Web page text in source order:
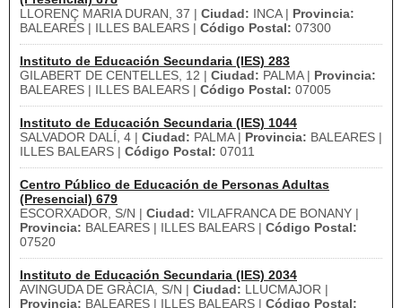
LLORENÇ MARIA DURAN, 37 | Ciudad: INCA | Provincia:
BALEARES | ILLES BALEARS | Código Postal: 07300
Instituto de Educación Secundaria (IES) 283
GILABERT DE CENTELLES, 12 | Ciudad: PALMA | Provincia:
BALEARES | ILLES BALEARS | Código Postal: 07005
Instituto de Educación Secundaria (IES) 1044
SALVADOR DALÍ, 4 | Ciudad: PALMA | Provincia: BALEARES |
ILLES BALEARS | Código Postal: 07011
Centro Público de Educación de Personas Adultas
(Presencial) 679
ESCORXADOR, S/N | Ciudad: VILAFRANCA DE BONANY |
Provincia: BALEARES | ILLES BALEARS | Código Postal:
07520
Instituto de Educación Secundaria (IES) 2034
AVINGUDA DE GRÀCIA, S/N | Ciudad: LLUCMAJOR |
Provincia: BALEARES | ILLES BALEARS | Código Postal: